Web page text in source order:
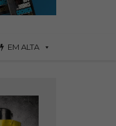
EM ALTA